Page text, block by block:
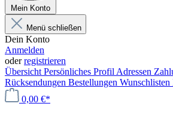
Mein Konto
Menü schließen
Dein Konto
Anmelden
oderregistrieren
Übersicht Persönliches Profil Adressen
Rücksendungen Bestellungen Wunschlisten
0,00 €*